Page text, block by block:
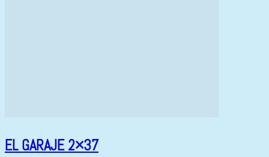
EL GARAJE 2×37